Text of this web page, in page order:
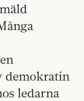
demokratin
ledarna